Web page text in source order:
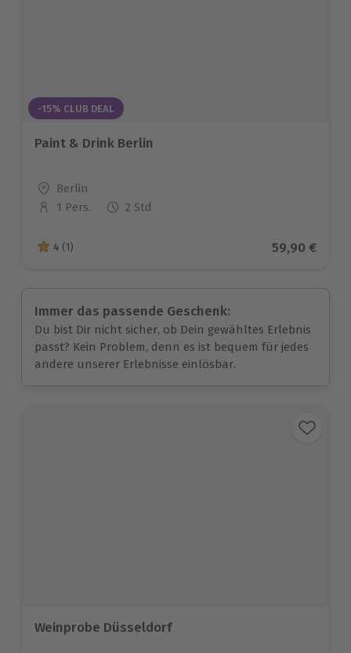
-15% CLUB DEAL
Paint & Drink Berlin
Standort
Berlin
Anzahl der Teilnehmer
1 Pers. 2 Std
4 von 5 Sternen basierend auf 1 Bewertungen
4 (1) Aktueller
59,90 €
Immer das passende Geschenk:
Du bist Dir nicht sicher, ob Dein gewähltes Erlebnis
passt? Kein Problem, denn es ist bequem für jedes
andere unserer Erlebnisse einlösbar.
Weinprobe Düsseldorf